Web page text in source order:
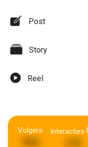
Post
Story
Reel
Volgers Interacties